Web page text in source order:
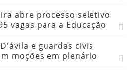
abre processo seletivo
vagas para a Educação
e guardas civis
moções em plenário